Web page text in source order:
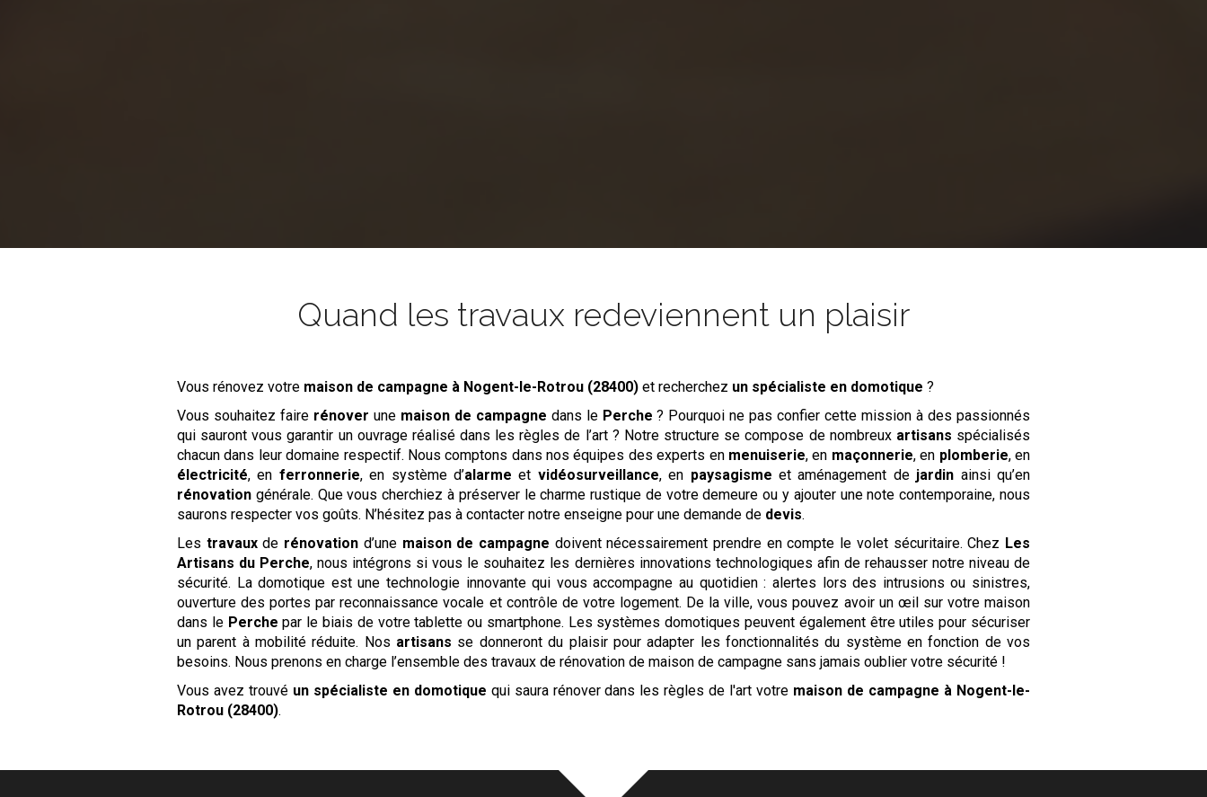
Quand les travaux redeviennent un plaisir
Vous rénovez votre maison de campagne à Nogent-le-Rotrou (28400) et recherchez un spécialiste en domotique ?
Vous souhaitez faire rénover une maison de campagne dans le Perche ? Pourquoi ne pas confier cette mission à des passionnés
qui sauront vous garantir un ouvrage réalisé dans les règles de l’art ? Notre structure se compose de nombreux artisans spécialisés
chacun dans leur domaine respectif. Nous comptons dans nos équipes des experts en menuiserie, en maçonnerie, en plomberie, en
électricité, en ferronnerie, en système d’alarme et vidéosurveillance, en paysagisme et aménagement de jardin ainsi qu’en
rénovation générale. Que vous cherchiez à préserver le charme rustique de votre demeure ou y ajouter une note contemporaine, nous
saurons respecter vos goûts. N’hésitez pas à contacter notre enseigne pour une demande de devis.
Les travauxde rénovation d’une maison de campagne doivent nécessairement prendre en compte le volet sécuritaire. Chez Les
Artisans du Perche, nous intégrons si vous le souhaitez les dernières innovations technologiques afin de rehausser notre niveau de
sécurité. La domotique est une technologie innovante qui vous accompagne au quotidien : alertes lors des intrusions ou sinistres,
ouverture des portes par reconnaissance vocale et contrôle de votre logement. De la ville, vous pouvez avoir un œil sur votre maison
dans le Perche par le biais de votre tablette ou smartphone. Les systèmes domotiques peuvent également être utiles pour sécuriser
un parent à mobilité réduite. Nos artisans se donneront du plaisir pour adapter les fonctionnalités du système en fonction de vos
besoins. Nous prenons en charge l’ensemble des travaux de rénovation de maison de campagne sans jamais oublier votre sécurité !
Vous avez trouvé un spécialiste en domotique qui saura rénover dans les règles de l'art votre maison de campagne à Nogent-le-
Rotrou (28400).